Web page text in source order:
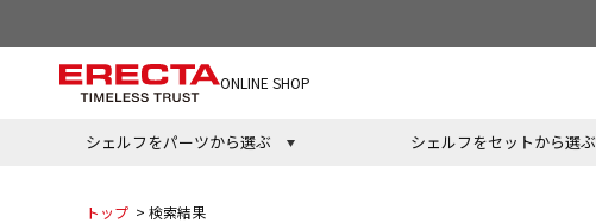
ONLINE SHOP
シェルフをパーツから選ぶ シェルフをセットから選ぶ
トップ > 検索結果